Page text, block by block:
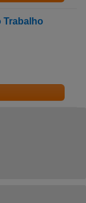
Trabalho